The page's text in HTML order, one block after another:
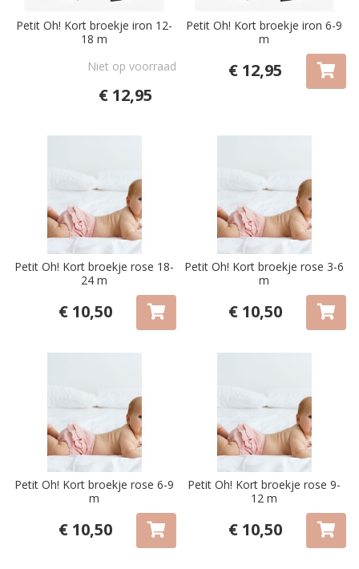
Petit Oh! Kort broekje iron 12-
18 m
Niet op voorraad
€ 12,95
Petit Oh! Kort broekje iron 6-9
m
€ 12,95
Petit Oh! Kort broekje rose 18-
24 m
€ 10,50
Petit Oh! Kort broekje rose 3-6
m
€ 10,50
Petit Oh! Kort broekje rose 6-9
m
€ 10,50
Petit Oh! Kort broekje rose 9-
12 m
€ 10,50